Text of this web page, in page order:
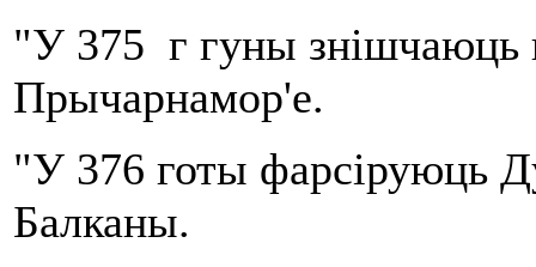
"У 375 г гуны знішчаюць
Прычарнамор'е.
"У 376 готы фарсіруюць
Балканы.